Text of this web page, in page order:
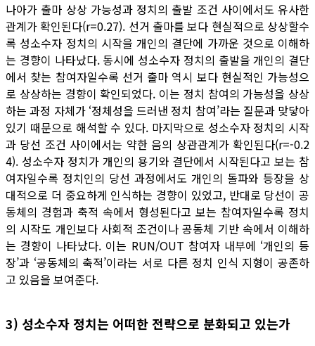
나아가 출마 상상 가능성과 정치의 출발 조건 사이에서도 유사한
관계가 확인된다(r=0.27). 선거 출마를 보다 현실적으로 상상할수
록 성소수자 정치의 시작을 개인의 결단에 가까운 것으로 이해하
는 경향이 나타났다. 동시에 성소수자 정치의 출발을 개인의 결단
에서 찾는 참여자일수록 선거 출마 역시 보다 현실적인 가능성으
로 상상하는 경향이 확인되었다. 이는 정치 참여의 가능성을 상상
하는 과정 자체가 ‘정체성을 드러낸 정치 참여’라는 질문과 맞닿아
있기 때문으로 해석할 수 있다. 마지막으로 성소수자 정치의 시작
과 당선 조건 사이에서는 약한 음의 상관관계가 확인된다(r=-0.2
4). 성소수자 정치가 개인의 용기와 결단에서 시작된다고 보는 참
여자일수록 정치인의 당선 과정에서도 개인의 돌파와 등장을 상
대적으로 더 중요하게 인식하는 경향이 있었고, 반대로 당선이 공
동체의 경험과 축적 속에서 형성된다고 보는 참여자일수록 정치
의 시작도 개인보다 사회적 조건이나 공동체 기반 속에서 이해하
는 경향이 나타났다. 이는 RUN/OUT 참여자 내부에 ‘개인의 등
장’과 ‘공동체의 축적’이라는 서로 다른 정치 인식 지형이 공존하
고 있음을 보여준다.
3) 성소수자 정치는 어떠한 전략으로 분화되고 있는가